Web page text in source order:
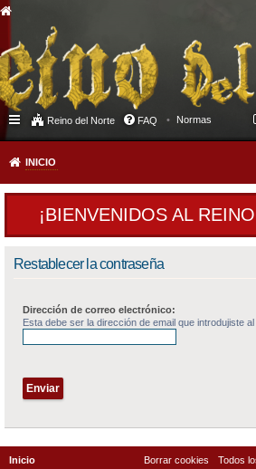
Reino del Norte FAQ Normas
INICIO
¡BIENVENIDOS AL
Restablecer la contraseña
Dirección de correo electrónico:
Esta debe ser la dirección de email que introdujiste al
Inicio Todos
Borrar cookies